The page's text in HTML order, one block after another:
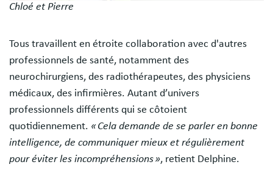
Chloé et Pierre
Tous travaillent en étroite collaboration avec d'autres
professionnels de santé, notamment des
neurochirurgiens, des radiothérapeutes, des physiciens
médicaux, des infirmières. Autant d’univers
professionnels différents qui se côtoient
quotidiennement. « Cela demande de se parler en bonne
intelligence, de communiquer mieux et régulièrement
pour éviter les incompréhensions », retient Delphine.